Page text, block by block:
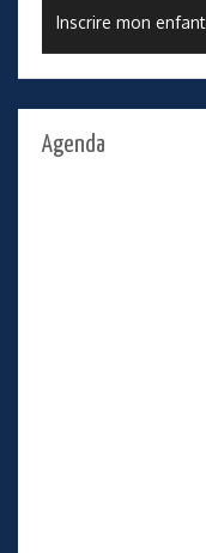
Inscrire mon enfant
Agenda